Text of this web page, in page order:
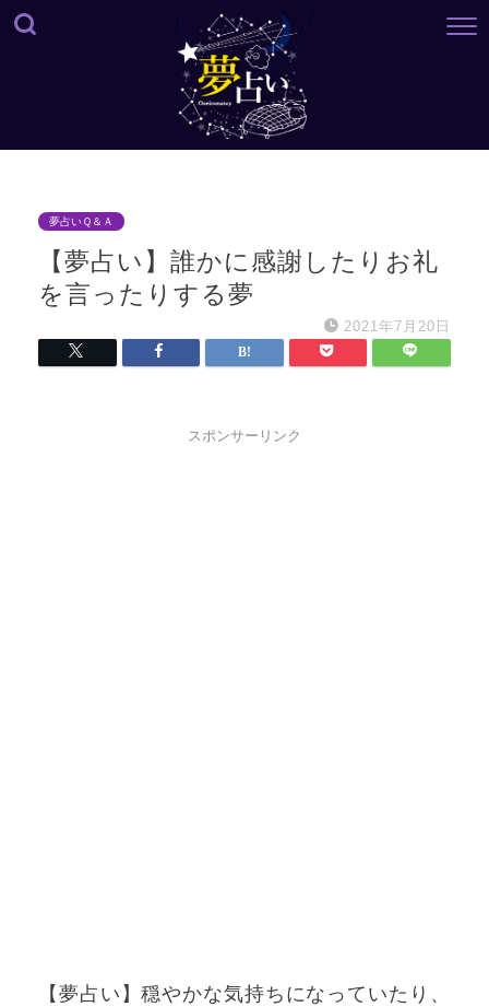
夢占いＱ＆Ａ
【夢占い】誰かに感謝したりお礼
を言ったりする夢
2021年7月20日
スポンサーリンク
【夢占い】穏やかな気持ちになっていたり、